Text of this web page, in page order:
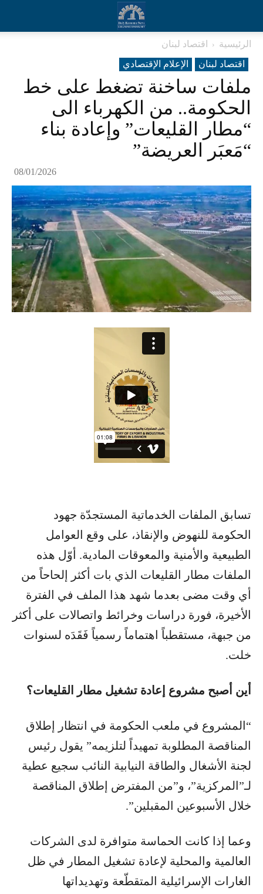
الرئيسية
اقتصاد لبنان
اقتصاد لبنان
الإعلام الإقتصادي
ملفات ساخنة تضغط على خط
الحكومة.. من الكهرباء الى
“مطار القليعات” وإعادة بناء
“مَعبَر العريضة”
08/01/2026
تسابق الملفات الخدماتية المستجدّة جهود
الحكومة للنهوض والإنقاذ، على وقع العوامل
الطبيعية والأمنية والمعوقات المادية. أوّل هذه
الملفات مطار القليعات الذي بات أكثر إلحاحاً من
أي وقت مضى بعدما شهد هذا الملف في الفترة
الأخيرة، فورة دراسات وخرائط واتصالات على أكثر
من جبهة، مستقطباً اهتماماً رسمياً فَقَدَه لسنوات
خلت.
أين أصبح مشروع إعادة تشغيل مطار القليعات؟
“المشروع في ملعب الحكومة في انتظار إطلاق
المناقصة المطلوبة تمهيداً لتلزيمه” يقول رئيس
لجنة الأشغال والطاقة النيابية النائب سجيع عطية
لـ”المركزية”، و”من المفترض إطلاق المناقصة
خلال الأسبوعين المقبلين”.
وعما إذا كانت الحماسة متوافرة لدى الشركات
العالمية والمحلية لإعادة تشغيل المطار في ظل
الغارات الإسرائيلية المتقطّعة وتهديداتها